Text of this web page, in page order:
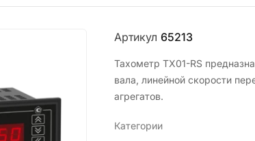
Артикул 65213
Тахометр ТХ01-RS
вала, линейной скорости
агрегатов.
Категории